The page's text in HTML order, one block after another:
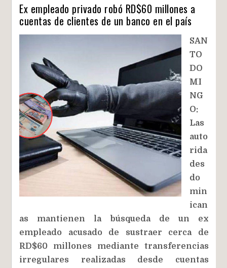
Ex empleado privado robó RD$60 millones a
cuentas de clientes de un banco en el país
SAN
TO
DO
MI
NG
O:
Las
auto
rida
des
do
min
ican
as mantienen la búsqueda de un ex
empleado acusado de sustraer cerca de
RD$60 millones mediante transferencias
irregulares realizadas desde cuentas